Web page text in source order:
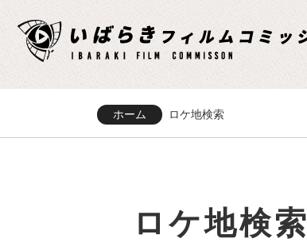
ホーム ロケ地検索
ロケ地検索